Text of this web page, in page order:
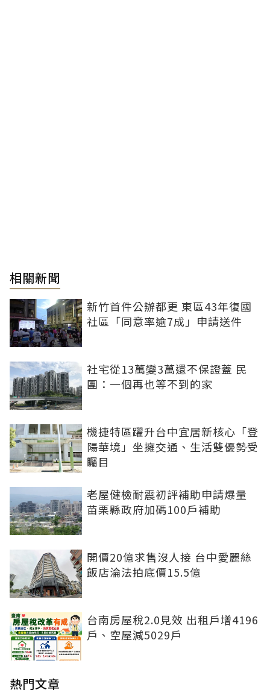
相關新聞
新竹首件公辦都更 東區43年復國
社區「同意率逾7成」申請送件
社宅從13萬變3萬還不保證蓋 民
團：一個再也等不到的家
機捷特區躍升台中宜居新核心「登
陽華境」坐擁交通、生活雙優勢受
矚目
老屋健檢耐震初評補助申請爆量
苗栗縣政府加碼100戶補助
開價20億求售沒人接 台中愛麗絲
飯店淪法拍底價15.5億
台南房屋稅2.0見效 出租戶增4196
戶、空屋減5029戶
熱門文章